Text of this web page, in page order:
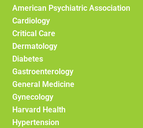
American Psychiatric Association
Cardiology
Critical Care
Dermatology
Diabetes
Gastroenterology
General Medicine
Gynecology
Harvard Health
Hypertension